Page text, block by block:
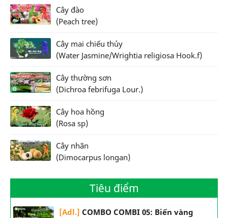
Cây đào
(Peach tree)
Cây mai chiếu thủy
(Water Jasmine/Wrightia religiosa Hook.f)
Cây thường sơn
(Dichroa febrifuga Lour.)
Cây hoa hồng
(Rosa sp)
Cây nhãn
(Dimocarpus longan)
Tiêu điểm
[Adl.] COMBO COMBI 05: Biến vàng